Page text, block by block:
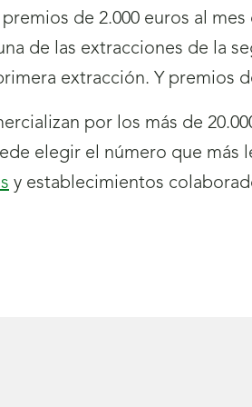
de 2.000 euros al
de las extracciones de la
extracción. Y premios
por los más de
elegir el número que
y establecimientos